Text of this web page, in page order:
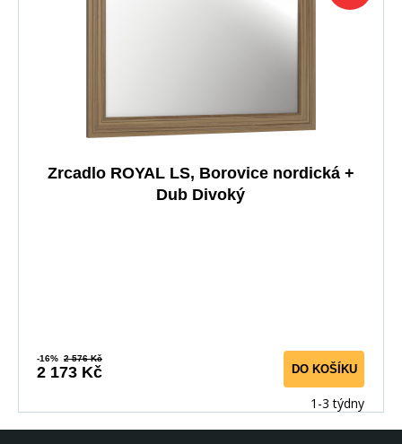
Zrcadlo ROYAL LS, Borovice nordická +
Dub Divoký
-16% 2 576 Kč
2 173 Kč DO KOŠÍKU
1-3 týdny